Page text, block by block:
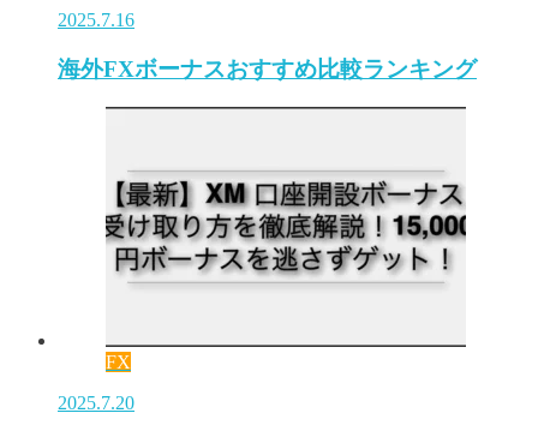
2025.7.16
海外FXボーナスおすすめ比較ランキング
FX
2025.7.20